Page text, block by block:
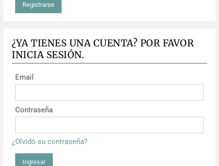
Registrarse
¿YA TIENES UNA CUENTA? POR FAVOR
INICIA SESIÓN.
Email
Contraseña
¿Olvidó su contraseña?
Ingresar